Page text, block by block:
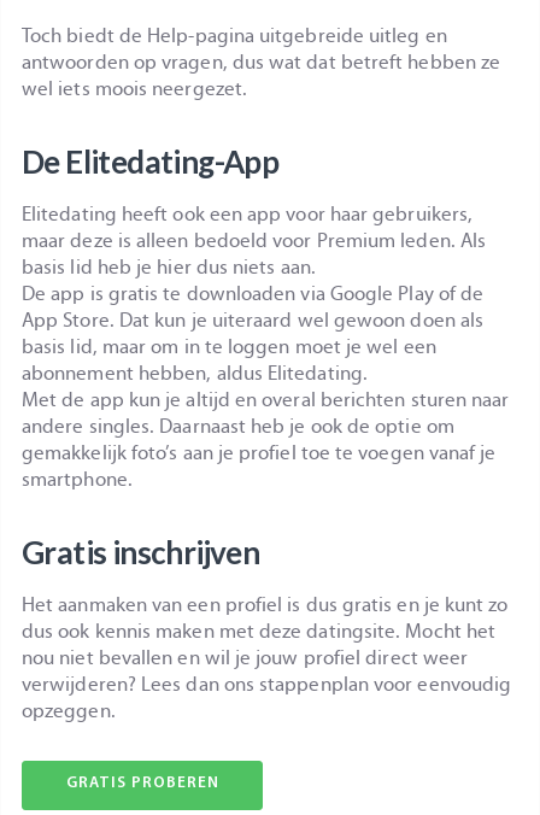
Toch biedt de Help-pagina uitgebreide uitleg en
antwoorden op vragen, dus wat dat betreft hebben ze
wel iets moois neergezet.
De Elitedating-App
Elitedating heeft ook een app voor haar gebruikers,
maar deze is alleen bedoeld voor Premium leden. Als
basis lid heb je hier dus niets aan.
De app is gratis te downloaden via Google Play of de
App Store. Dat kun je uiteraard wel gewoon doen als
basis lid, maar om in te loggen moet je wel een
abonnement hebben, aldus Elitedating.
Met de app kun je altijd en overal berichten sturen naar
andere singles. Daarnaast heb je ook de optie om
gemakkelijk foto’s aan je profiel toe te voegen vanaf je
smartphone.
Gratis inschrijven
Het aanmaken van een profiel is dus gratis en je kunt zo
dus ook kennis maken met deze datingsite. Mocht het
nou niet bevallen en wil je jouw profiel direct weer
verwijderen? Lees dan ons stappenplan voor eenvoudig
opzeggen.
GRATIS PROBEREN